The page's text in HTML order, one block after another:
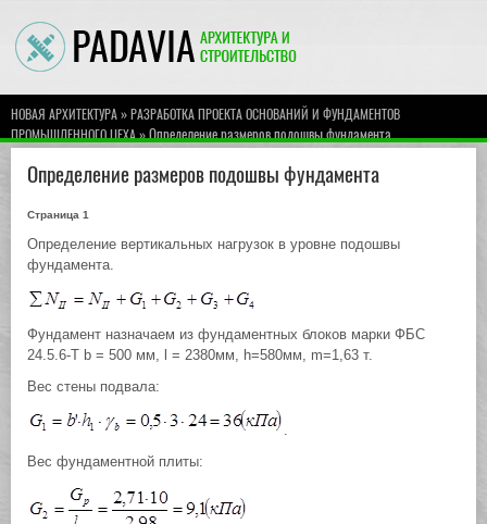
НОВАЯ АРХИТЕКТУРА»РАЗРАБОТКА ПРОЕКТА ОСНОВАНИЙ И ФУНДАМЕНТОВ
ПРОМЫШЛЕННОГО ЦЕХА» Определение размеров подошвы фундамента
Определение размеров подошвы фундамента
Страница 1
Определение вертикальных нагрузок в уровне подошвы
фундамента.
Фундамент назначаем из фундаментных блоков марки ФБС
24.5.6-Т b = 500 мм, l = 2380мм, h=580мм, m=1,63 т.
Вес стены подвала:
.
Вес фундаментной плиты: